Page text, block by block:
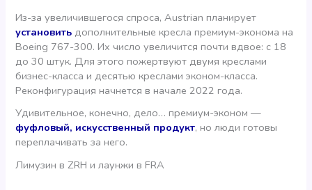
Из-за увеличившегося спроса, Austrian планирует
установить дополнительные кресла премиум-эконома на
Boeing 767-300. Их число увеличится почти вдвое: с 18
до 30 штук. Для этого пожертвуют двумя креслами
бизнес-класса и десятью креслами эконом-класса.
Реконфигурация начнется в начале 2022 года.
Удивительное, конечно, дело… премиум-эконом —
фуфловый, искусственный продукт, но люди готовы
переплачивать за него.
Лимузин в ZRH и лаунжи в FRA